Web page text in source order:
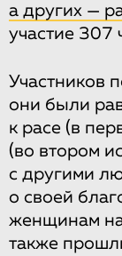
а других —
участие 307
Участников
они были
к расе (в
(во втором
с другими
о своей
женщинам на
также